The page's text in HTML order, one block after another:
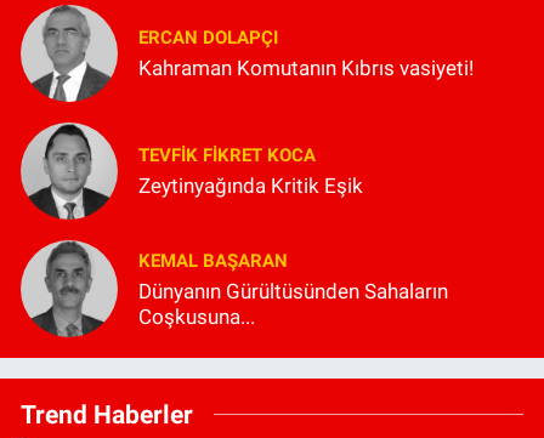
ERCAN DOLAPÇI
Kahraman Komutanın Kıbrıs vasiyeti!
TEVFIK FIKRET KOCA
Zeytinyağında Kritik Eşik
KEMAL BAŞARAN
Dünyanın Gürültüsünden Sahaların
Coşkusuna...
Trend Haberler